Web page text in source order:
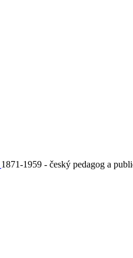
1871-1959 - český pedagog a